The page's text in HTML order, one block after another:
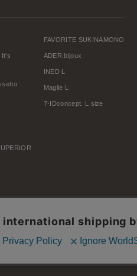
It's
FAVORITE SUKINAMONO
ADER.bijoux
INED L
Maglie L
7-IDconcept. L size